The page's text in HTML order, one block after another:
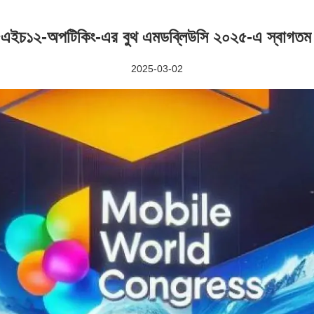
অপটিকিং-এর বুথ এমডব্লিউসি ২০২৫-এ
2025-03-02